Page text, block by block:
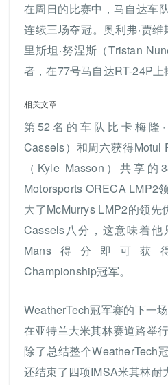
在周日的比赛中，马自达车
连续三场夺冠。奥利弗·贾
里斯坦·努涅斯（Tristan
者，在77号马自达RT-24P上
相关文章
第52名的车队比卡梅隆
Cassels）和周六获得Motul
（Kyle Masson）共享的
Motorsports ORECA LMP2
大了McMurrys LMP2的领
Cassels八分，这意味着他
Mans得分即可获得
Championship冠军。
WeatherTech冠军赛的下一
在亚特兰大米其林赛道路举
除了总结整个WeatherTech
还结束了四项IMSA米其林耐